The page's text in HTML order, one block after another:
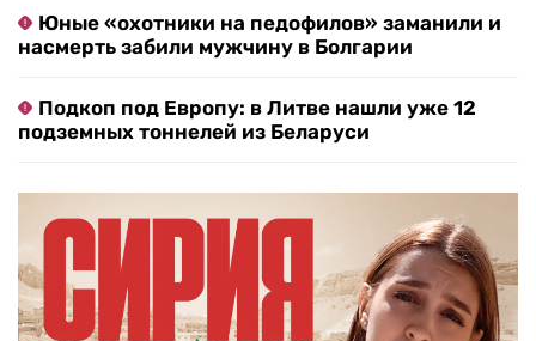
Юные «охотники на педофилов» заманили и
насмерть забили мужчину в Болгарии
Подкоп под Европу: в Литве нашли уже 12
подземных тоннелей из Беларуси